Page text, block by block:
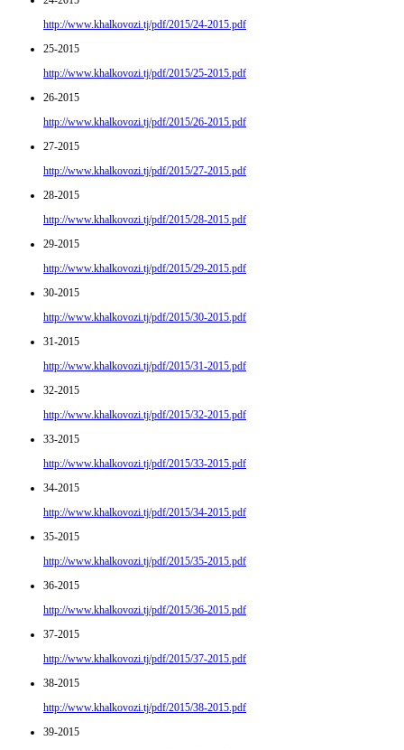
http://www.khalkovozi.tj/pdf/2015/24-2015.pdf
25-2015
http://www.khalkovozi.tj/pdf/2015/25-2015.pdf
26-2015
http://www.khalkovozi.tj/pdf/2015/26-2015.pdf
27-2015
http://www.khalkovozi.tj/pdf/2015/27-2015.pdf
28-2015
http://www.khalkovozi.tj/pdf/2015/28-2015.pdf
29-2015
http://www.khalkovozi.tj/pdf/2015/29-2015.pdf
30-2015
http://www.khalkovozi.tj/pdf/2015/30-2015.pdf
31-2015
http://www.khalkovozi.tj/pdf/2015/31-2015.pdf
32-2015
http://www.khalkovozi.tj/pdf/2015/32-2015.pdf
33-2015
http://www.khalkovozi.tj/pdf/2015/33-2015.pdf
34-2015
http://www.khalkovozi.tj/pdf/2015/34-2015.pdf
35-2015
http://www.khalkovozi.tj/pdf/2015/35-2015.pdf
36-2015
http://www.khalkovozi.tj/pdf/2015/36-2015.pdf
37-2015
http://www.khalkovozi.tj/pdf/2015/37-2015.pdf
38-2015
http://www.khalkovozi.tj/pdf/2015/38-2015.pdf
39-2015